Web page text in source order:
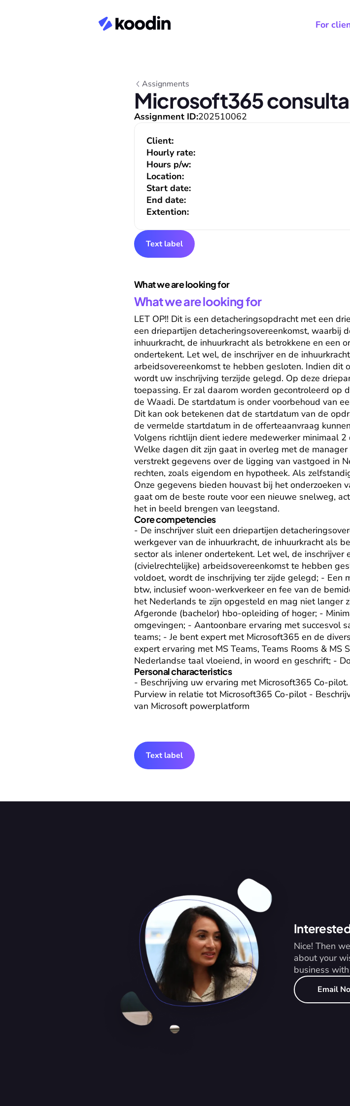
For
Assignments
Microsoft365
Assignment ID:202510062
Start date:
End date:
Extention:
Client:
Hourly rate:
Hours p/w:
Location:
Text label
What we are looking for
What we are looking for
LET OP!! Dit is een detacheringsopdracht met een
een driepartijen detacheringsovereenkomst, waarbij
inhuurkracht, de inhuurkracht als betrokkene en een
ondertekent. Let wel, de inschrijver en de
arbeidsovereenkomst te hebben gesloten. Indien dit
wordt uw inschrijving terzijde gelegd. Op deze
toepassing. Er zal daarom worden gecontroleerd op
de Waadi. De startdatum is onder voorbehoud van
Dit kan ook betekenen dat de startdatum van de
de vermelde startdatum in de offerteaanvraag
Volgens richtlijn dient iedere medewerker minimaal
Welke dagen dit zijn gaat in overleg met de
verstrekt gegevens over de ligging van vastgoed in
rechten, zoals eigendom en hypotheek. Als
Onze gegevens bieden houvast bij het onderzoeken
gaat om de beste route voor een nieuwe snelweg,
het in beeld brengen van leegstand.
Core competencies
- De inschrijver sluit een driepartijen
werkgever van de inhuurkracht, de inhuurkracht als
sector als inlener ondertekent. Let wel, de inschrijver
(civielrechtelijke) arbeidsovereenkomst te hebben
voldoet, wordt de inschrijving ter zijde gelegd; - Een
btw, inclusief woon-werkverkeer en fee van de
het Nederlands te zijn opgesteld en mag niet langer
Afgeronde (bachelor) hbo-opleiding of hoger; -
omgevingen; - Aantoonbare ervaring met succesvol
teams; - Je bent expert met Microsoft365 en de
expert ervaring met MS Teams, Teams Rooms & MS
Nederlandse taal vloeiend, in woord en geschrift; -
Personal characteristics
- Beschrijving uw ervaring met Microsoft365 Co-
Purview in relatie tot Microsoft365 Co-pilot -
van Microsoft powerplatform
Text label
Nice! Then
about your
business
Email